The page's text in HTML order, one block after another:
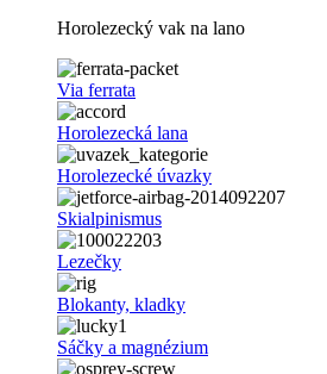
Horolezecký vak na lano
Via ferrata
Horolezecká lana
Horolezecké úvazky
Skialpinismus
Lezečky
Blokanty, kladky
Sáčky a magnézium